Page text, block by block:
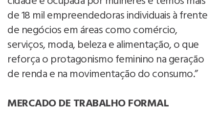
de 18 mil empreendedoras individuais à frente
de negócios em áreas como comércio,
serviços, moda, beleza e alimentação, o que
reforça o protagonismo feminino na geração
de renda e na movimentação do consumo.”
MERCADO DE TRABALHO FORMAL